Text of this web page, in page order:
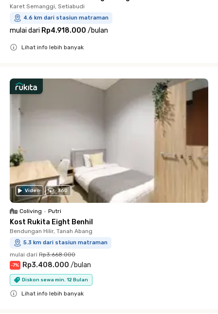
Karet Semanggi, Setiabudi
4.6 km dari stasiun matraman
mulai dari Rp4.918.000 /bulan
Lihat info lebih banyak
Video 360
Coliving • Putri
Kost Rukita Eight Benhil
Bendungan Hilir, Tanah Abang
5.3 km dari stasiun matraman
mulai dari Rp3.668.000
-7% Rp3.408.000 /bulan
Diskon sewa min. 12 Bulan
Lihat info lebih banyak